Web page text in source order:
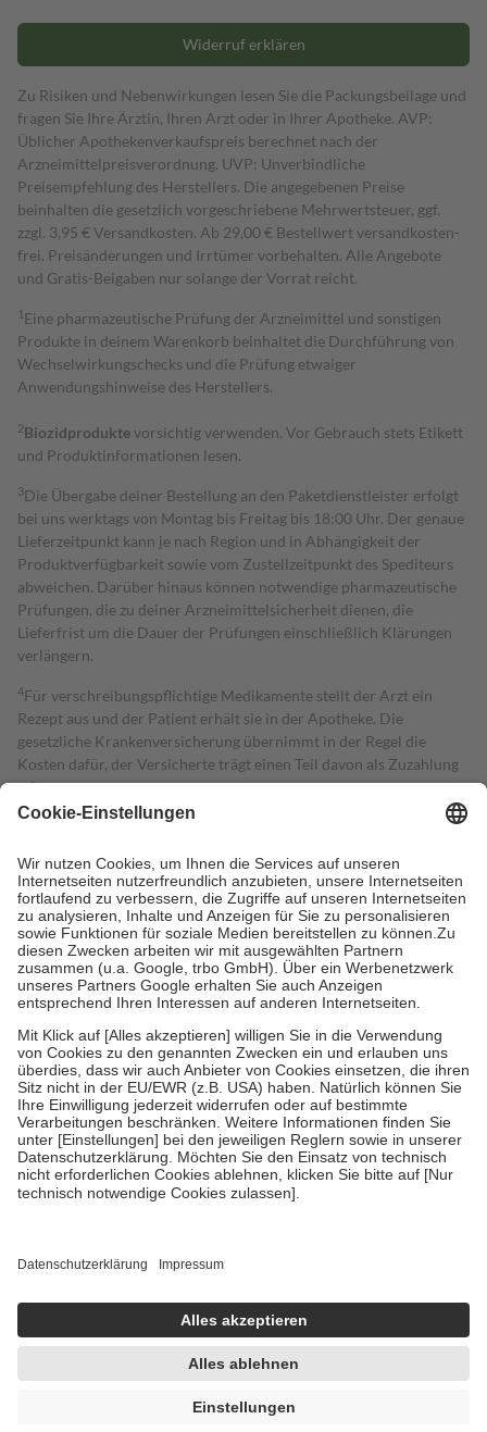
Widerruf erklären
Zu Risiken und Nebenwirkungen lesen Sie die Packungsbeilage und
fragen Sie Ihre Ärztin, Ihren Arzt oder in Ihrer Apotheke. AVP:
Üblicher Apothekenverkaufspreis berechnet nach der
Arzneimittelpreisverordnung. UVP: Unverbindliche
Preisempfehlung des Herstellers. Die angegebenen Preise
beinhalten die gesetzlich vorgeschriebene Mehrwertsteuer, ggf.
zzgl. 3,95 € Versandkosten. Ab 29,00 € Bestell­wert versand­kosten­
frei. Preisänderungen und Irrtümer vorbehalten. Alle Angebote
und Gratis-Beigaben nur solange der Vorrat reicht.
1 Eine pharmazeutische Prüfung der Arzneimittel und sonstigen
Produkte in deinem Warenkorb beinhaltet die Durchführung von
Wechselwirkungschecks und die Prüfung etwaiger
Anwendungshinweise des Herstellers.
2Biozidproduktevorsichtig verwenden. Vor Gebrauch stets Etikett
und Produktinformationen lesen.
3Die Übergabe deiner Bestellung an den Paketdienstleister erfolgt
bei uns werktags von Montag bis Freitag bis 18:00 Uhr. Der genaue
Lieferzeitpunkt kann je nach Region und in Abhängigkeit der
Produktverfügbarkeit sowie vom Zustellzeitpunkt des Spediteurs
abweichen. Darüber hinaus können notwendige pharmazeutische
Prüfungen, die zu deiner Arzneimittelsicherheit dienen, die
Lieferfrist um die Dauer der Prüfungen einschließlich Klärungen
verlängern.
4Für verschreibungspflichtige Medikamente stellt der Arzt ein
Rezept aus und der Patient erhält sie in der Apotheke. Die
gesetzliche Krankenversicherung übernimmt in der Regel die
Kosten dafür, der Versicherte trägt einen Teil davon als Zuzahlung
mit.
Grundsätzlich leisten Mitglieder Zuzahlungen in Höhe von zehn
höchstens zehn Euro.
Es sind jedoch nie mehr als die tatsächlichen
Kosten der Leistung zu entrichten.
Diese Regeln gelten grundsätzlich auch für Online-Apotheken.
Bei Heilmitteln und häuslicher Krankenpflege beträgt die
Zuzahlung zehn Prozent der Kosten sowie zehn Euro je
Verordnung.
Um das Engagement der Versicherten für ihre eigene Gesundheit zu
stärken und die besondere Stellung der Familie zu unterstützen,
fallenkeine Zuzahlungenan bei:
• Kindern und Jugendlichen bis zum vollendeten 18. Lebensjahr
mit Ausnahme der Fahrkosten
• Untersuchungen zur Vorsorge und Früherkennung, die von der
GKV getragen werden
• empfohlenen Schutzimpfungen
• Harn- und Blutteststreifen
getroffen, um sicherzustellen, dass es sich um echte Bewertungen
https://help.etrusted.com/hc/de/articles/4419944605341
Einige Bilder und Inhalte wurden unter Zuhilfenahme künstlicher